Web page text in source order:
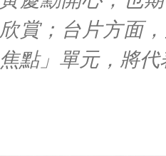
欣賞；台片方面
焦點」單元，將代